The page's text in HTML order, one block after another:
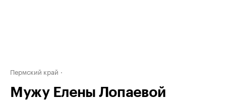
Пермский край
Мужу Елены Лопаевой